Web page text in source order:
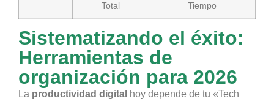
Total
Tiempo
Sistematizando el éxito:
Herramientas de
organización para 2026
La productividad digital hoy depende de tu «Tech